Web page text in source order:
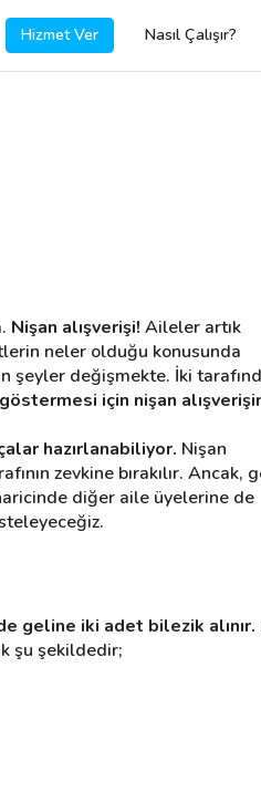
Hizmet Ver Nasıl Çalışır?
Nişan alışverişi! Aileler artık
neler olduğu konusunda
şeyler değişmekte. İki
için nişan
hazırlanabiliyor. Nişan
zevkine bırakılır. Ancak,
diğer aile üyelerine de
geline iki adet bilezik alınır.
şu şekildedir;